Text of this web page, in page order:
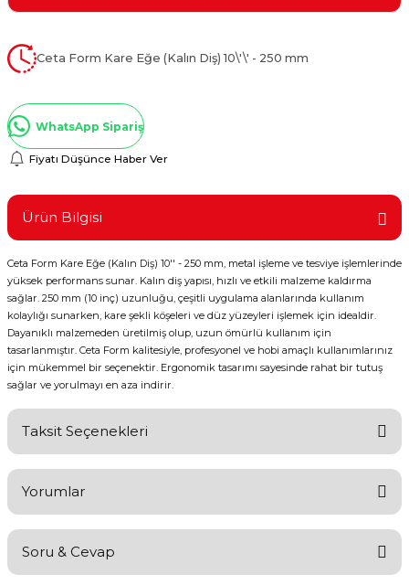
Kaplamalar
Aletleri
Ceta Form Kare Eğe (Kalın Diş) 10\'\' - 250 mm
WhatsApp Sipariş
Fiyatı Düşünce Haber Ver
Ürün Bilgisi
Ceta Form Kare Eğe (Kalın Diş) 10'' - 250 mm, metal işleme ve tesviye işlemlerinde
yüksek performans sunar. Kalın diş yapısı, hızlı ve etkili malzeme kaldırma
sağlar. 250 mm (10 inç) uzunluğu, çeşitli uygulama alanlarında kullanım
kolaylığı sunarken, kare şekli köşeleri ve düz yüzeyleri işlemek için idealdir.
Dayanıklı malzemeden üretilmiş olup, uzun ömürlü kullanım için
tasarlanmıştır. Ceta Form kalitesiyle, profesyonel ve hobi amaçlı kullanımlarınız
için mükemmel bir seçenektir. Ergonomik tasarımı sayesinde rahat bir tutuş
sağlar ve yorulmayı en aza indirir.
Taksit Seçenekleri
Yorumlar
Soru & Cevap